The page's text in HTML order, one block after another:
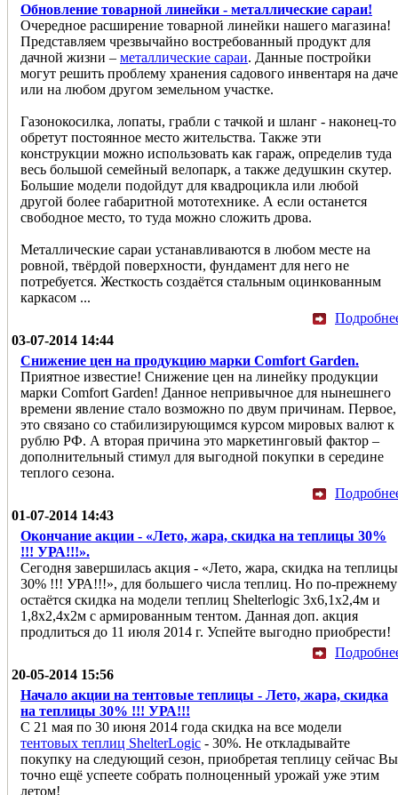
Обновление товарной линейки - металлические сараи!
Очередное расширение товарной линейки нашего магазина!
Представляем чрезвычайно востребованный продукт для
дачной жизни – металлические сараи. Данные постройки
могут решить проблему хранения садового инвентаря на даче
или на любом другом земельном участке.
Газонокосилка, лопаты, грабли с тачкой и шланг - наконец-то
обретут постоянное место жительства. Также эти
конструкции можно использовать как гараж, определив туда
весь большой семейный велопарк, а также дедушкин скутер.
Большие модели подойдут для квадроцикла или любой
другой более габаритной мототехнике. А если останется
свободное место, то туда можно сложить дрова.
Металлические сараи устанавливаются в любом месте на
ровной, твёрдой поверхности, фундамент для него не
потребуется. Жесткость создаётся стальным оцинкованным
каркасом ...
03-07-2014 14:44
Снижение цен на продукцию марки Comfort Garden.
Приятное известие! Снижение цен на линейку продукции
марки Comfort Garden! Данное непривычное для нынешнего
времени явление стало возможно по двум причинам. Первое,
это связано со стабилизирующимся курсом мировых валют к
рублю РФ. А вторая причина это маркетинговый фактор –
дополнительный стимул для выгодной покупки в середине
теплого сезона.
01-07-2014 14:43
Окончание акции - «Лето, жара, скидка на теплицы 30%
!!! УРА!!!».
Сегодня завершилась акция - «Лето, жара, скидка на теплицы
30% !!! УРА!!!», для большего числа теплиц. Но по-прежнему
остаётся скидка на модели теплиц Shelterlogic 3x6,1x2,4м и
1,8x2,4x2м с армированным тентом. Данная доп. акция
продлиться до 11 июля 2014 г. Успейте выгодно приобрести!
20-05-2014 15:56
Начало акции на тентовые теплицы - Лето, жара, скидка
на теплицы 30% !!! УРА!!!
С 21 мая по 30 июня 2014 года скидка на все модели
тентовых теплиц ShelterLogic - 30%. Не откладывайте
покупку на следующий сезон, приобретая теплицу сейчас Вы
точно ещё успеете собрать полноценный урожай уже этим
летом!